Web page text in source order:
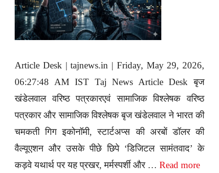
Article Desk | tajnews.in | Friday, May 29, 2026,
06:27:48 AM IST Taj News Article Desk बृज
खंडेलवाल वरिष्ठ पत्रकारएवं सामाजिक विश्लेषक वरिष्ठ
पत्रकार और सामाजिक विश्लेषक बृज खंडेलवाल ने भारत की
चमकती गिग इकोनॉमी, स्टार्टअप्स की अरबों डॉलर की
वैल्यूएशन और उसके पीछे छिपे ‘डिजिटल सामंतवाद’ के
कड़वे यथार्थ पर यह प्रखर, मर्मस्पर्शी और … Read more